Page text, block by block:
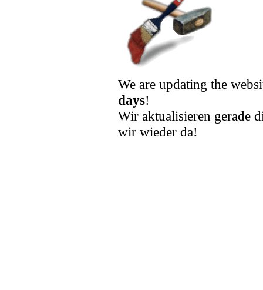
We are updating the
days!
Wir aktualisieren gerade
wir wieder da!